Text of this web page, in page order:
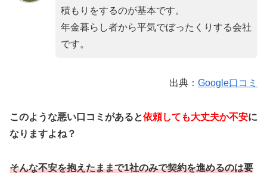
積もりをするのが基本です。
年金暮らし者から平気でぼったくりする会社
です。
出典： Google口コミ
このような悪い口コミがあると依頼しても大丈夫か不安に
なりますよね？
そんな不安を抱えたままで1社のみで契約を進めるのは要